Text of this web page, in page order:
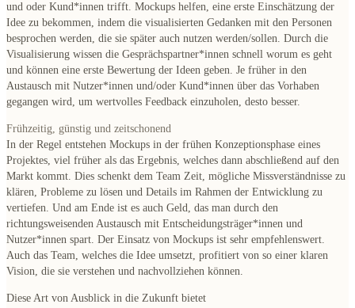
und oder Kund*innen trifft. Mockups helfen, eine erste Einschätzung der
Idee zu bekommen, indem die visualisierten Gedanken mit den Personen
besprochen werden, die sie später auch nutzen werden/sollen. Durch die
Visualisierung wissen die Gesprächspartner*innen schnell worum es geht
und können eine erste Bewertung der Ideen geben. Je früher in den
Austausch mit Nutzer*innen und/oder Kund*innen über das Vorhaben
gegangen wird, um wertvolles Feedback einzuholen, desto besser.
Frühzeitig, günstig und zeitschonend
In der Regel entstehen Mockups in der frühen Konzeptionsphase eines
Projektes, viel früher als das Ergebnis, welches dann abschließend auf den
Markt kommt. Dies schenkt dem Team Zeit, mögliche Missverständnisse zu
klären, Probleme zu lösen und Details im Rahmen der Entwicklung zu
vertiefen. Und am Ende ist es auch Geld, das man durch den
richtungsweisenden Austausch mit Entscheidungsträger*innen und
Nutzer*innen spart. Der Einsatz von Mockups ist sehr empfehlenswert.
Auch das Team, welches die Idee umsetzt, profitiert von so einer klaren
Vision, die sie verstehen und nachvollziehen können.
Diese Art von Ausblick in die Zukunft bietet